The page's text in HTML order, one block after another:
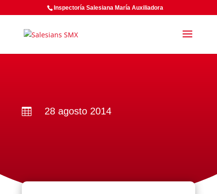
Inspectoría Salesiana María Auxiliadora
 28 agosto 2014